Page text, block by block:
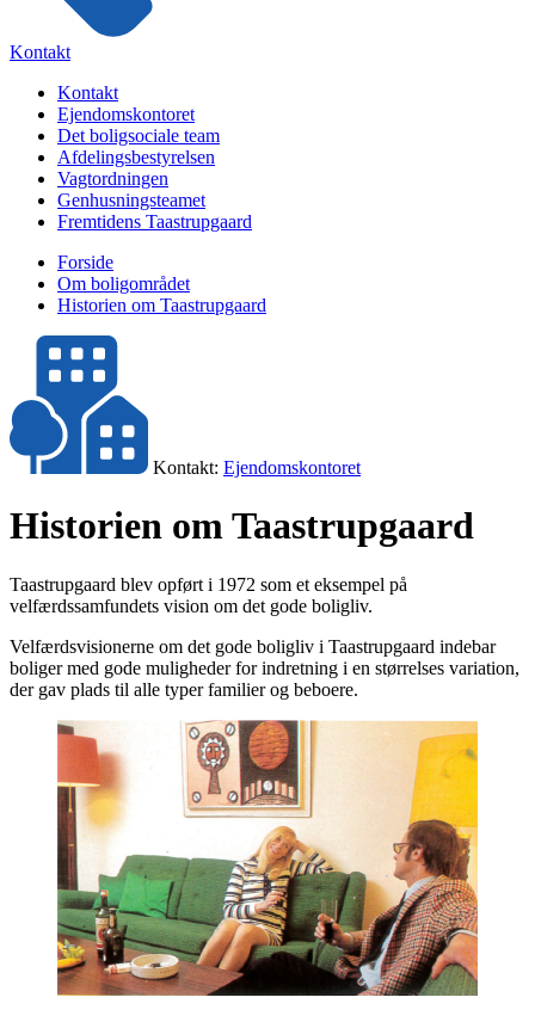
Kontakt
Kontakt
Ejendomskontoret
Det boligsociale team
Afdelingsbestyrelsen
Vagtordningen
Genhusningsteamet
Fremtidens Taastrupgaard
Forside
Om boligområdet
Historien om Taastrupgaard
Kontakt: Ejendomskontoret
Historien om Taastrupgaard
Taastrupgaard blev opført i 1972 som et eksempel på
velfærdssamfundets vision om det gode boligliv.
Velfærdsvisionerne om det gode boligliv i Taastrupgaard indebar
boliger med gode muligheder for indretning i en størrelses variation,
der gav plads til alle typer familier og beboere.